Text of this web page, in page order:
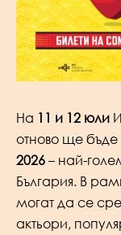
На 11 и 12 юли
отново ще
2026– най-
България. В
могат да се
актьори,